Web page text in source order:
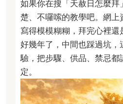
如果你在搜「天赦日怎麼拜
楚、不囉嗦的教學吧。網上
寫得模模糊糊，拜完心裡還
好幾年了，中間也踩過坑，
驗，把步驟、供品、禁忌都
定。